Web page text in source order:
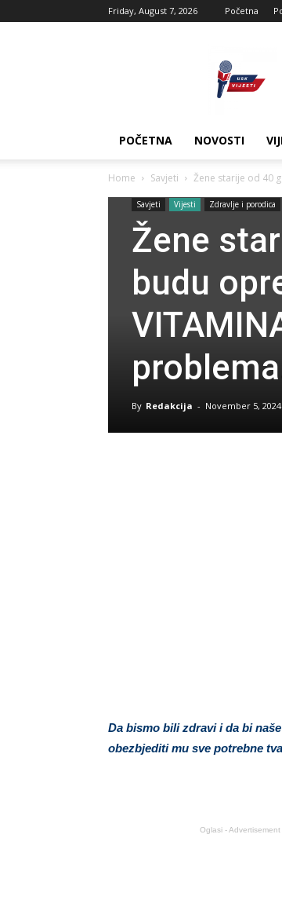
Friday, August 7, 2026 Početna
POČETNA NOVOSTI
Home Savjeti Žene starije od 40
Savjeti Vijesti Zdravlje i porodica
Žene
budu
By Redakcija - November 5, 2024
Da bismo bili zdravi i da bi
obezbjediti mu sve potrebne
Oglasi - Advertisement